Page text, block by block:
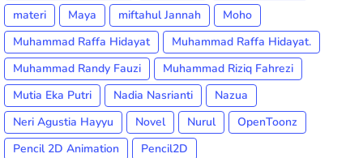
materi
Maya miftahul Jannah
Moho
Muhammad Raffa Hidayat
Muhammad Raffa Hidayat.
Muhammad Randy Fauzi
Muhammad Riziq Fahrezi
Mutia Eka Putri
Nadia Nasrianti
Nazua
Neri Agustia Hayyu
Novel Nurul
OpenToonz
Pencil 2D Animation
Pencil2D